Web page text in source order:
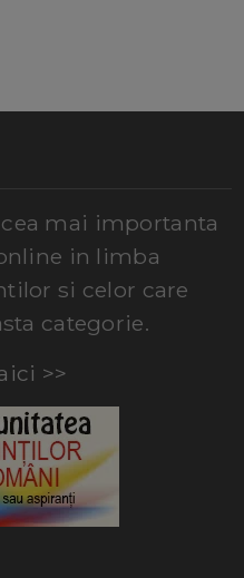
mai importanta
in limba
si celor care
categorie.
>>